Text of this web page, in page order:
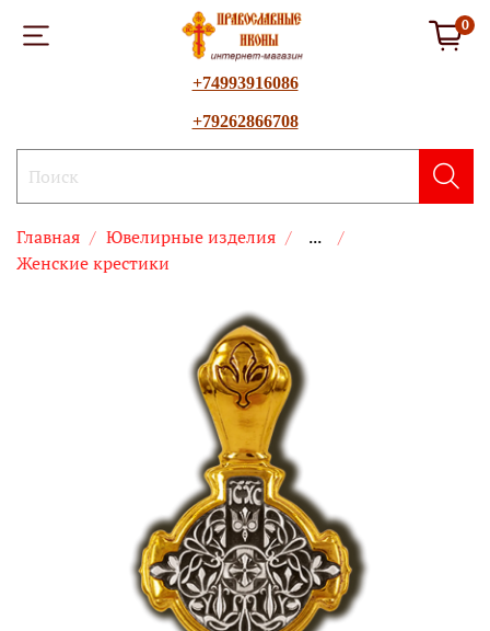
0
+74993916086
+79262866708
Главная Ювелирные изделия
...
Женские крестики